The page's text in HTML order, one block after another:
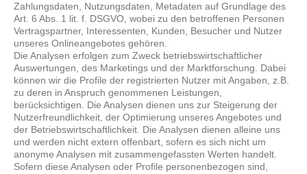
Zahlungsdaten, Nutzungsdaten, Metadaten auf Grundlage des
Art. 6 Abs. 1 lit. f. DSGVO, wobei zu den betroffenen Personen
Vertragspartner, Interessenten, Kunden, Besucher und Nutzer
unseres Onlineangebotes gehören.
Die Analysen erfolgen zum Zweck betriebswirtschaftlicher
Auswertungen, des Marketings und der Marktforschung. Dabei
können wir die Profile der registrierten Nutzer mit Angaben, z.B.
zu deren in Anspruch genommenen Leistungen,
berücksichtigen. Die Analysen dienen uns zur Steigerung der
Nutzerfreundlichkeit, der Optimierung unseres Angebotes und
der Betriebswirtschaftlichkeit. Die Analysen dienen alleine uns
und werden nicht extern offenbart, sofern es sich nicht um
anonyme Analysen mit zusammengefassten Werten handelt.
Sofern diese Analysen oder Profile personenbezogen sind,